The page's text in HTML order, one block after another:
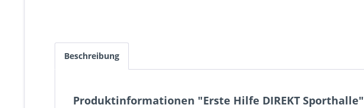
Beschreibung
Produktinformationen "Erste Hilfe DIREKT Sporthalle"